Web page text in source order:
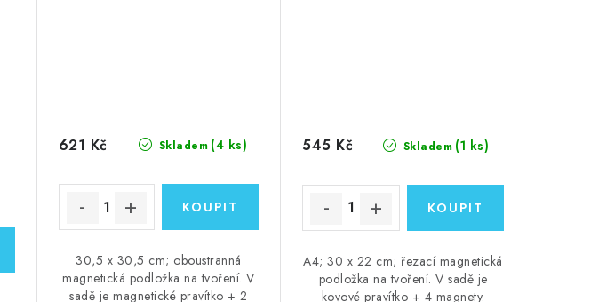
Skladem (4 ks)
621 Kč
30,5 x 30,5 cm; oboustranná
magnetická podložka na tvoření. V
sadě je magnetické pravítko + 2
Skladem (1 ks)
545 Kč
A4; 30 x 22 cm; řezací magnetická
podložka na tvoření. V sadě je
kovové pravítko + 4 magnety.